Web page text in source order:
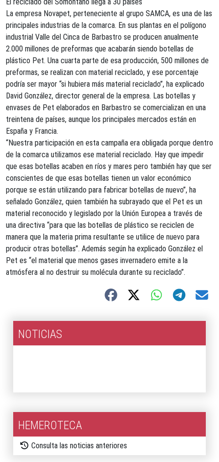
La empresa Novapet, perteneciente al grupo SAMCA, es una de las
principales industrias de la comarca. En sus plantas en el polígono
industrial Valle del Cinca de Barbastro se producen anualmente
2.000 millones de preformas que acabarán siendo botellas de
plástico Pet. Una cuarta parte de esa producción, 500 millones de
preformas, se realizan con material reciclado, y ese porcentaje
podría ser mayor “si hubiera más material reciclado”, ha explicado
David González, director general de la empresa. Las botellas y
envases de Pet elaborados en Barbastro se comercializan en una
treintena de países, aunque los principales mercados están en
España y Francia.
“Nuestra participación en esta campaña era obligada porque dentro
de la comarca utilizamos ese material reciclado. Hay que impedir
que esas botellas acaben en ríos y mares pero también hay que ser
conscientes de que esas botellas tienen un valor económico
porque se están utilizando para fabricar botellas de nuevo”, ha
señalado González, quien también ha subrayado que el Pet es un
material reconocido y legislado por la Unión Europea a través de
una directiva “para que las botellas de plástico se reciclen de
manera que la materia prima resultante se utilice de nuevo para
producir otras botellas”. Además según ha explicado González el
Pet es “el material que menos gases invernadero emite a la
atmósfera al no destruir su molécula durante su reciclado”.
NOTICIAS
HEMEROTECA
Consulta las noticias anteriores